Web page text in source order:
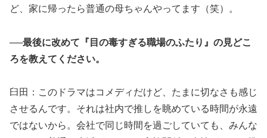
ど、家に帰ったら普通の母ちゃんやってます（笑）。
──最後に改めて『目の毒すぎる職場のふたり』の見どこ
ろを教えてください。
臼田：このドラマはコメディだけど、たまに切なさも感じ
させるんです。それは社内で推しを眺めている時間が永遠
ではないから。会社で同じ時間を過ごしていても、みんな